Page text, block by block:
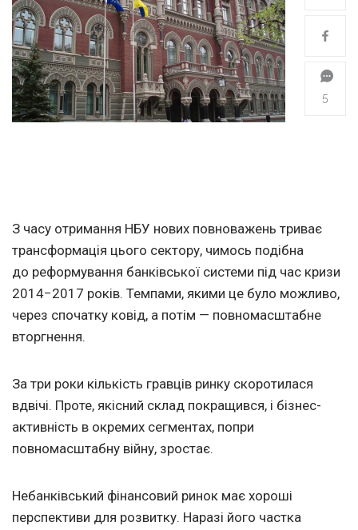
5
З часу отримання НБУ нових повноважень триває
трансформація цього сектору, чимось подібна
до реформування банківської системи під час кризи
2014−2017 років. Темпами, якими це було можливо,
через спочатку ковід, а потім — повномасштабне
вторгнення.
За три роки кількість гравців ринку скоротилася
вдвічі. Проте, якісний склад покращився, і бізнес-
активність в окремих сегментах, попри
повномасштабну війну, зростає.
Небанківський фінансовий ринок має хороші
перспективи для розвитку. Наразі його частка